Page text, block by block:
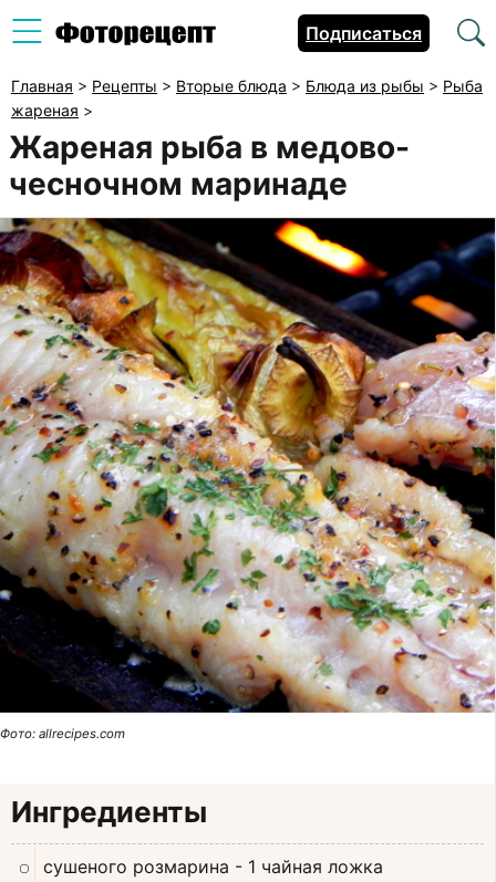
Подписаться
Главная > Рецепты > Вторые блюда > Блюда из рыбы > Рыба
жареная >
Жареная рыба в медово-
чесночном маринаде
Фото: allrecipes.com
Ингредиенты
сушеного розмарина - 1 чайная ложка